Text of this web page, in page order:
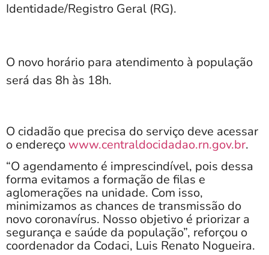
Identidade/Registro Geral (RG).
O novo horário para atendimento à população
será das 8h às 18h.
O cidadão que precisa do serviço deve acessar
o endereço www.centraldocidadao.rn.gov.br.
“O agendamento é imprescindível, pois dessa
forma evitamos a formação de filas e
aglomerações na unidade. Com isso,
minimizamos as chances de transmissão do
novo coronavírus. Nosso objetivo é priorizar a
segurança e saúde da população”, reforçou o
coordenador da Codaci, Luis Renato Nogueira.